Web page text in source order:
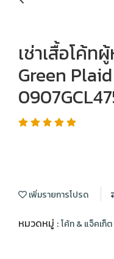
เช่าเสื้อโค้
Green
เพิ่มรายการโปรด
หมวดหมู่ :โค้ท & แจ็คเก็ต